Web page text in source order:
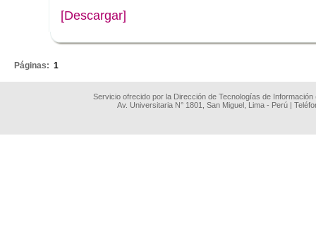
[Descargar]
Páginas: 1
Servicio ofrecido por la Dirección de Tecnologías de
Av. Universitaria N° 1801, San Miguel, Lima - Perú |